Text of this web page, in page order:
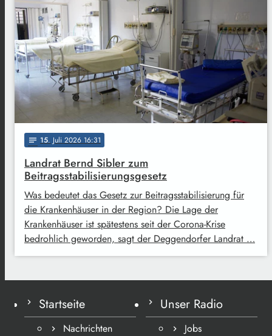
notes 15. Juli 2026 16:31
Landrat Bernd Sibler zum
Beitragsstabilisierungsgesetz
Was bedeutet das Gesetz zur Beitragsstabilisierung für
die Krankenhäuser in der Region? Die Lage der
Krankenhäuser ist spätestens seit der Corona-Krise
bedrohlich geworden, sagt der Deggendorfer Landrat …
Startseite
Nachrichten
Unser Radio
Jobs